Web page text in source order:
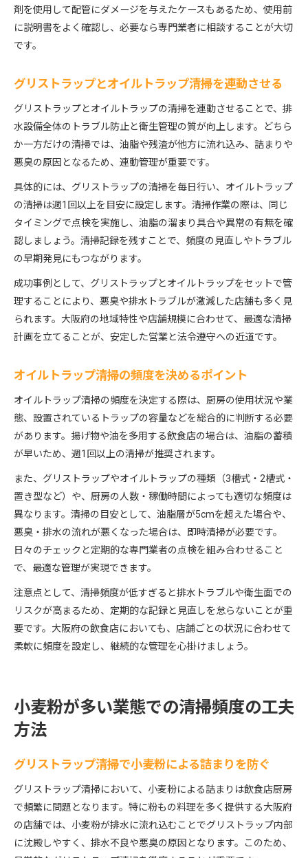
剤を使用して配管にダメージを与えたケースもあるため、使用前
に説明書をよく確認し、必要なら専門業者に相談することが大切
です。
グリストラップとオイルトラップ清掃を連動させる
グリストラップとオイルトラップの清掃を連動させることで、排
水設備全体のトラブル防止と衛生管理の質が向上します。どちら
か一方だけの清掃では、油脂や残渣が他方に流れ込み、詰まりや
悪臭の原因となるため、連動管理が重要です。
具体的には、グリストラップの清掃を毎日行い、オイルトラップ
の清掃は週1回以上を目安に設定します。清掃作業の際は、同じ
タイミングで点検を実施し、油脂の溜まり具合や異常の有無を確
認しましょう。清掃記録を残すことで、頻度の見直しやトラブル
の早期発見にもつながります。
成功事例として、グリストラップとオイルトラップをセットで管
理することにより、悪臭や排水トラブルが激減した店舗も多く見
られます。大阪府の地域特性や店舗規模に合わせて、最適な清掃
計画を立てることが、安定した営業と法令遵守への近道です。
オイルトラップ清掃の頻度を決めるポイント
オイルトラップ清掃の頻度を決定する際は、厨房の使用状況や業
態、設置されているトラップの容量などを総合的に判断する必要
があります。揚げ物や油を多用する飲食店の場合は、油脂の蓄積
が早いため、週1回以上の清掃が推奨されます。
また、グリストラップやオイルトラップの種類（3槽式・2槽式・
置き型など）や、厨房の人数・稼働時間によっても適切な頻度は
異なります。清掃の目安として、油脂層が5cmを超えた場合や、
悪臭・排水の流れが悪くなった場合は、即時清掃が必要です。
日々のチェックと定期的な専門業者の点検を組み合わせること
で、最適な管理が実現できます。
注意点として、清掃頻度が低すぎると排水トラブルや衛生面での
リスクが高まるため、定期的な記録と見直しを怠らないことが重
要です。大阪府の飲食店においても、店舗ごとの状況に合わせて
柔軟に頻度を設定し、継続的な管理を心掛けましょう。
小麦粉が多い業態での清掃頻度の工夫
方法
グリストラップ清掃で小麦粉による詰まりを防ぐ
グリストラップ清掃において、小麦粉による詰まりは飲食店厨房
で頻繁に問題となります。特に粉もの料理を多く提供する大阪府
の店舗では、小麦粉が排水に流れ込むことでグリストラップ内部
に沈殿しやすく、排水不良や悪臭の原因となります。このため、